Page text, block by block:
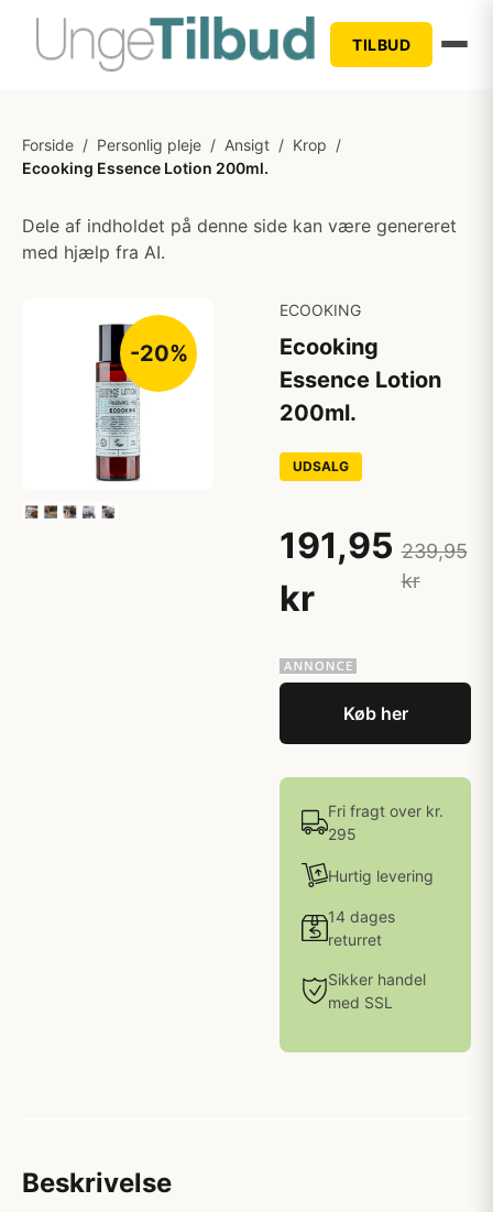
TILBUD
Forside / Personlig pleje / Ansigt / Krop /
Ecooking Essence Lotion 200ml.
Dele af indholdet på denne side kan være genereret
med hjælp fra AI.
-20%
ECOOKING
Ecooking
Essence Lotion
200ml.
UDSALG
191,95
kr
239,95
kr
Køb her
Fri fragt over kr.
295
Hurtig levering
14 dages
returret
Sikker handel
med SSL
Beskrivelse